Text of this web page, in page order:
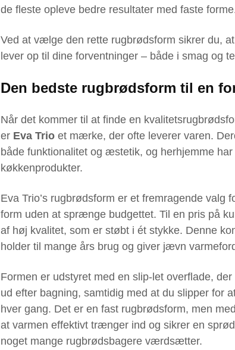
de fleste opleve bedre resultater med faste
Ved at vælge den rette rugbrødsform sikrer du,
lever op til dine forventninger – både i smag og
Den bedste rugbrødsform til en
Når det kommer til at finde en
er Eva Trio et mærke, der ofte leverer varen.
både funktionalitet og æstetik, og herhjemme
køkkenprodukter.
Eva Trio’s rugbrødsform er et fremragende valg
form uden at sprænge budgettet. Til en pris på
af høj kvalitet, som er støbt i ét stykke. Denne
holder til mange års brug og giver jævn
Formen er udstyret med en slip-let overflade,
ud efter bagning, samtidig med at du slipper for
hver gang. Det er en fast rugbrødsform, men med
at varmen effektivt trænger ind og sikrer en
noget mange rugbrødsbagere værdsætter.